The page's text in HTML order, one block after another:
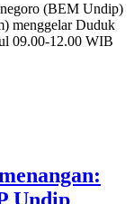
(BEM Undip)
menggelar Duduk
09.00-12.00 WIB